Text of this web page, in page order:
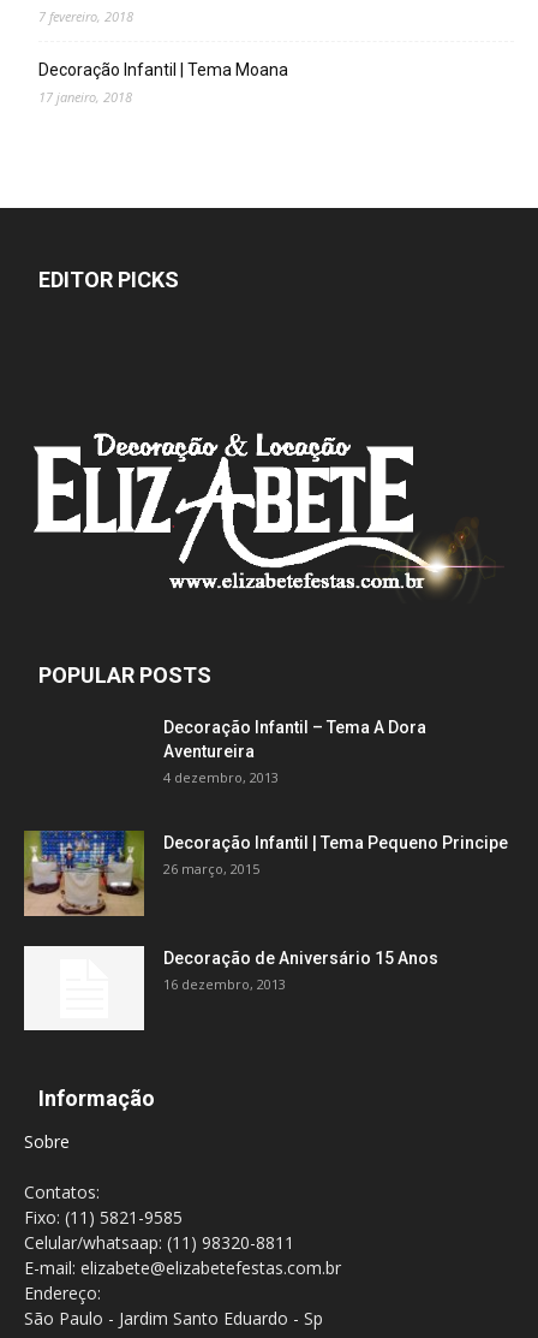
7 fevereiro, 2018
Decoração Infantil | Tema Moana
17 janeiro, 2018
EDITOR PICKS
POPULAR POSTS
Decoração Infantil – Tema A Dora
Aventureira
4 dezembro, 2013
Decoração Infantil | Tema Pequeno Principe
26 março, 2015
Decoração de Aniversário 15 Anos
16 dezembro, 2013
Informação
Sobre
Contatos:
Fixo: (11) 5821-9585
Celular/whatsaap: (11) 98320-8811
E-mail: elizabete@elizabetefestas.com.br
Endereço:
São Paulo - Jardim Santo Eduardo - Sp